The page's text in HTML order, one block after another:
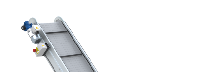
Ständer
Stahlteleskope schwarz lackiert RAL
9005, verzinkte Metallrohrfüße,
Nivellierfüße